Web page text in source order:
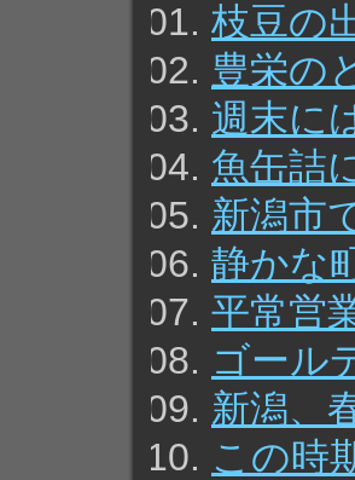
枝豆の
豊栄の
週末に
魚缶詰
新潟市
静かな
平常営
ゴール
新潟、
この時